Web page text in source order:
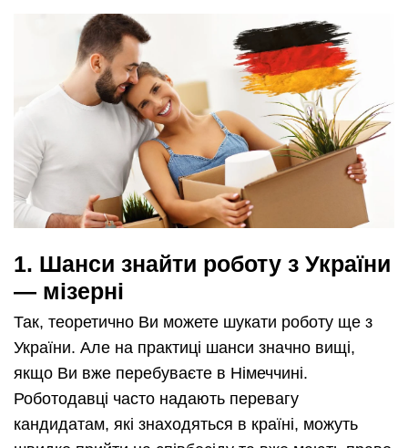
1. Шанси знайти роботу з України
— мізерні
Так, теоретично Ви можете шукати роботу ще з
України. Але на практиці шанси значно вищі,
якщо Ви вже перебуваєте в Німеччині.
Роботодавці часто надають перевагу
кандидатам, які знаходяться в країні, можуть